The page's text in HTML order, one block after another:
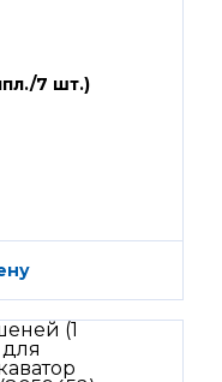
7 шт.)